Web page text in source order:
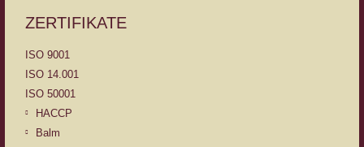
ZERTIFIKATE
ISO 9001
ISO 14.001
ISO 50001
HACCP
Balm